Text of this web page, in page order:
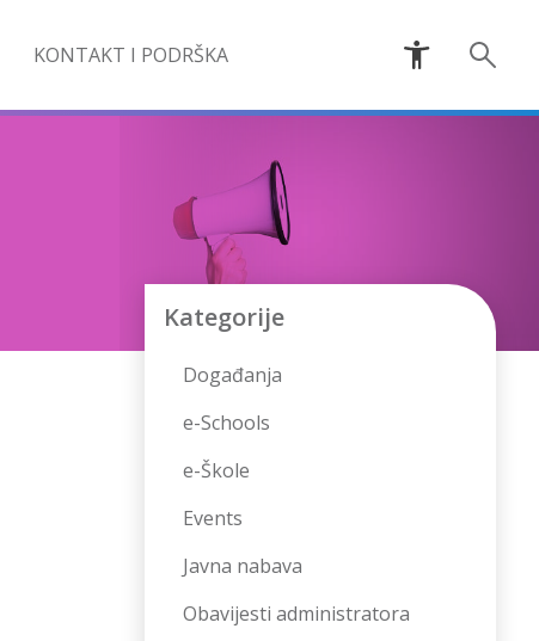
KONTAKT I PODRŠKA
Kategorije
Događanja
e-Schools
e-Škole
Events
Javna nabava
Obavijesti administratora